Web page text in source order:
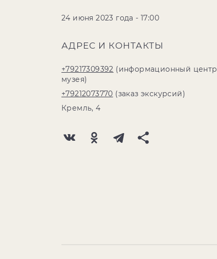
24 июня 2023 года - 17:00
АДРЕС И КОНТАКТЫ
+79217309392 (информационный центр
музея)
+79212073770 (заказ экскурсий)
Кремль, 4